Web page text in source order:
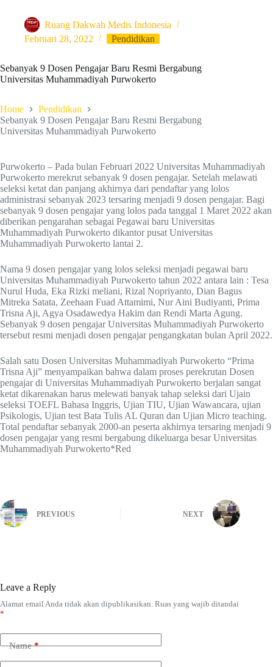
Ruang Dakwah Medis Indonesia
Februari 28, 2022
Pendidikan
Sebanyak 9 Dosen Pengajar Baru Resmi Bergabung
Universitas Muhammadiyah Purwokerto
Home
Pendidikan
Sebanyak 9 Dosen Pengajar Baru Resmi Bergabung
Universitas Muhammadiyah Purwokerto
Purwokerto – Pada bulan Februari 2022 Universitas Muhammadiyah
Purwokerto merekrut sebanyak 9 dosen pengajar. Setelah melawati
seleksi ketat dan panjang akhirnya dari pendaftar yang lolos
administrasi sebanyak 2023 tersaring menjadi 9 dosen pengajar. Bagi
sebanyak 9 dosen pengajar yang lolos pada tanggal 1 Maret 2022 akan
diberikan pengarahan sebagai Pegawai baru Universitas
Muhammadiyah Purwokerto dikantor pusat Universitas
Muhammadiyah Purwokerto lantai 2.
Nama 9 dosen pengajar yang lolos seleksi menjadi pegawai baru
Universitas Muhammadiyah Purwokerto tahun 2022 antara lain : Tesa
Nurul Huda, Eka Rizki meliani, Rizal Nopriyanto, Dian Bagus
Mitreka Satata, Zeehaan Fuad Attamimi, Nur Aini Budiyanti, Prima
Trisna Aji, Agya Osadawedya Hakim dan Rendi Marta Agung.
Sebanyak 9 dosen pengajar Universitas Muhammadiyah Purwokerto
tersebut resmi menjadi dosen pengajar pengangkatan bulan April 2022.
Salah satu Dosen Universitas Muhammadiyah Purwokerto “Prima
Trisna Aji” menyampaikan bahwa dalam proses perekrutan Dosen
pengajar di Universitas Muhammadiyah Purwokerto berjalan sangat
ketat dikarenakan harus melewati banyak tahap seleksi dari Ujain
seleksi TOEFL Bahasa Inggris, Ujian TIU, Ujian Wawancara, ujian
Psikologis, Ujian test Bata Tulis AL Quran dan Ujian Micro teaching.
Total pendaftar sebanyak 2000-an peserta akhirnya tersaring menjadi 9
dosen pengajar yang resmi bergabung dikeluarga besar Universitas
Muhammadiyah Purwokerto*Red
PREVIOUS NEXT
Leave a Reply
Alamat email Anda tidak akan dipublikasikan. Ruas yang wajib ditandai
*
Name*